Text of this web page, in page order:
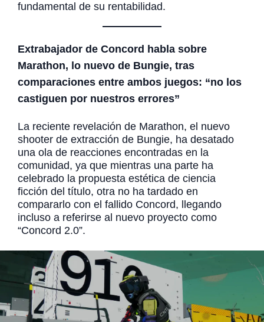
fundamental de su rentabilidad.
Extrabajador de Concord habla sobre
Marathon, lo nuevo de Bungie, tras
comparaciones entre ambos juegos: “no los
castiguen por nuestros errores”
La reciente revelación de Marathon, el nuevo
shooter de extracción de Bungie, ha desatado
una ola de reacciones encontradas en la
comunidad, ya que mientras una parte ha
celebrado la propuesta estética de ciencia
ficción del título, otra no ha tardado en
compararlo con el fallido Concord, llegando
incluso a referirse al nuevo proyecto como
“Concord 2.0”.